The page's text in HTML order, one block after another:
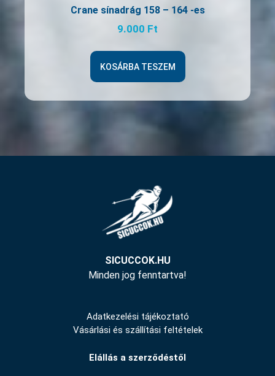
Crane sínadrág 158 – 164 -es
9.000 Ft
KOSÁRBA TESZEM
SICUCCOK.HU
Minden jog fenntartva!
Adatkezelési tájékoztató
Vásárlási és szállítási feltételek
Elállás a szerződéstől